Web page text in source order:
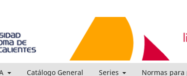
Catálogo General Series Normas